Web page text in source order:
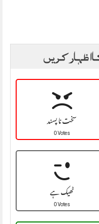
اظہار کریں
سخت نا پسند
0 Votes
ٹھیک ہے
0 Votes